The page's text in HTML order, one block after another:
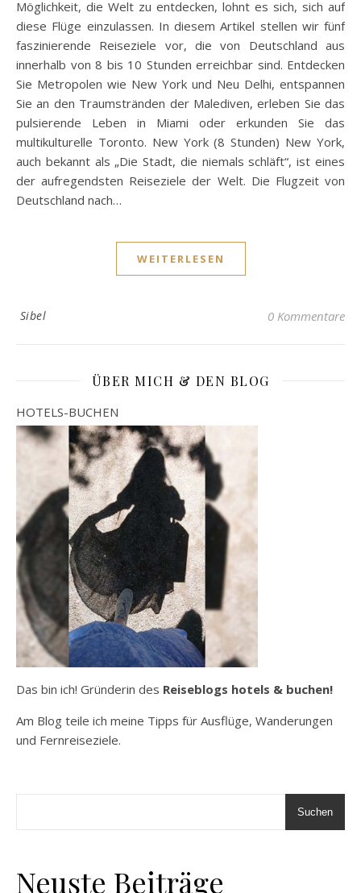
Möglichkeit, die Welt zu entdecken, lohnt es sich, sich auf
diese Flüge einzulassen. In diesem Artikel stellen wir fünf
faszinierende Reiseziele vor, die von Deutschland aus
innerhalb von 8 bis 10 Stunden erreichbar sind. Entdecken
Sie Metropolen wie New York und Neu Delhi, entspannen
Sie an den Traumstränden der Malediven, erleben Sie das
pulsierende Leben in Miami oder erkunden Sie das
multikulturelle Toronto. New York (8 Stunden) New York,
auch bekannt als „Die Stadt, die niemals schläft“, ist eines
der aufregendsten Reiseziele der Welt. Die Flugzeit von
Deutschland nach…
WEITERLESEN
Sibel 0 Kommentare
ÜBER MICH & DEN BLOG
HOTELS-BUCHEN
Das bin ich! Gründerin des Reiseblogs hotels & buchen!
Am Blog teile ich meine Tipps für Ausflüge, Wanderungen
und Fernreiseziele.
Suchen
Neuste Beiträge